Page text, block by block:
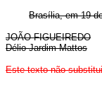
Brasília, em 19
JOÃO FIGUEIREDO
Délio Jardim Mattos
Este texto não